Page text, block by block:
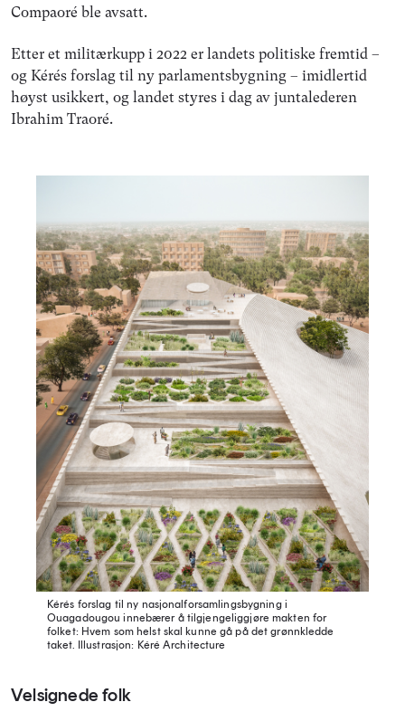
Compaoré ble avsatt.
Etter et militærkupp i 2022 er landets politiske fremtid –
og Kérés forslag til ny parlamentsbygning – imidlertid
høyst usikkert, og landet styres i dag av juntalederen
Ibrahim Traoré.
Kérés forslag til ny nasjonalforsamlingsbygning i
Ouagadougou innebærer å tilgjengeliggjøre makten for
folket: Hvem som helst skal kunne gå på det grønnkledde
taket. Illustrasjon: Kéré Architecture
Velsignede folk